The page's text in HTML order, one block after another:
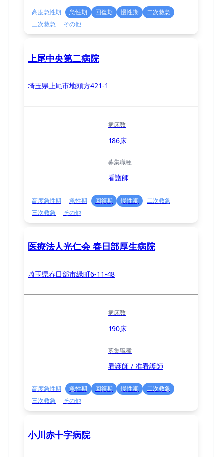
高度急性期 急性期 回復期 慢性期
二次救急
三次救急
その他
上尾中央第二病院
埼玉県上尾市地頭方421-1
病床数
186床
募集職種
看護師
高度急性期 急性期 回復期 慢性期
二次救急
三次救急
その他
医療法人光仁会 春日部厚生病院
埼玉県春日部市緑町6-11-48
病床数
190床
募集職種
看護師 / 准看護師
高度急性期 急性期 回復期 慢性期
二次救急
三次救急
その他
小川赤十字病院